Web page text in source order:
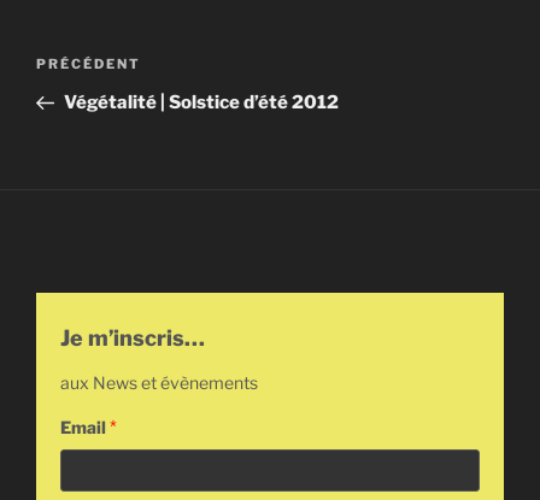
Navigation
l’article
Article
précédent
PRÉCÉDENT
Végétalité | Solstice d’été 2012
Je m’inscris…
aux News et évènements
Email*